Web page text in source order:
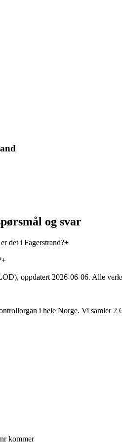
og svar
det i Fagerstrand?+
+
oppdatert 2026-06-06. Alle
i hele Norge. Vi samler 2
kommer